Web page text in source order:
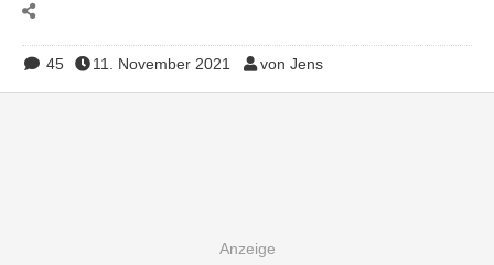
45 11. November 2021 von Jens